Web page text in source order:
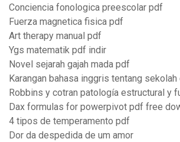
Conciencia fonologica preescolar pdf
Fuerza magnetica fisica pdf
Art therapy manual pdf
Ygs matematik pdf indir
Novel sejarah gajah mada pdf
Karangan bahasa inggris tentang sekolah
Robbins y cotran patología estructural y
Dax formulas for powerpivot pdf free
4 tipos de temperamento pdf
Dor da despedida de um amor